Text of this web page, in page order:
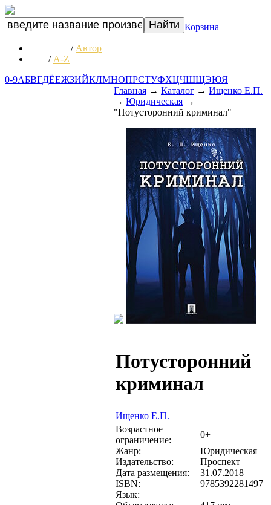
Корзина
/ Автор
/ A-Z
0-9АБВГДЁЕЖЗИЙКЛМНОПРСТУФХЦЧШЩЭЮЯ
Главная → Каталог → Ищенко Е.П.
→ Юридическая →
"Потусторонний криминал"
Потусторонний
криминал
Ищенко Е.П.
Возрастное
ограничение:
0+
Жанр:
Юридическая
Издательство:
Проспект
Дата размещения:
31.07.2018
ISBN:
9785392281497
Язык: